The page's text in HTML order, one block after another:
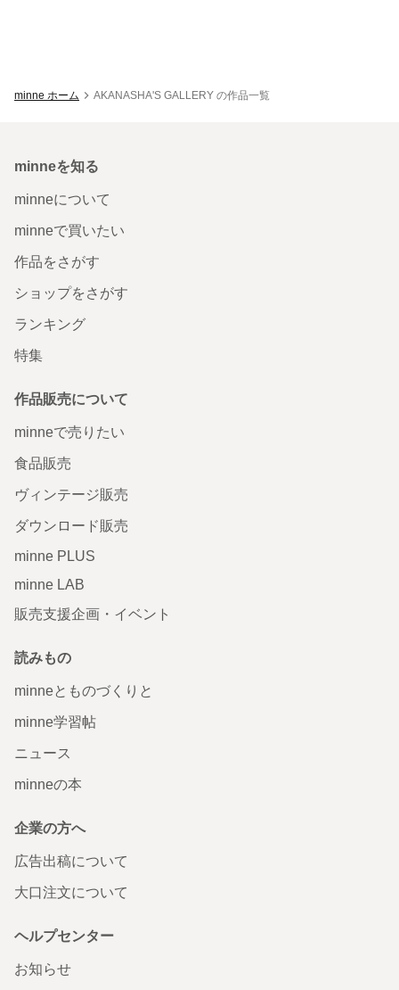
minne ホーム AKANASHA'S GALLERY の作品一覧
minneを知る
minneについて
minneで買いたい
作品をさがす
ショップをさがす
ランキング
特集
作品販売について
minneで売りたい
食品販売
ヴィンテージ販売
ダウンロード販売
minne PLUS
minne LAB
販売支援企画・イベント
読みもの
minneとものづくりと
minne学習帖
ニュース
minneの本
企業の方へ
広告出稿について
大口注文について
ヘルプセンター
お知らせ